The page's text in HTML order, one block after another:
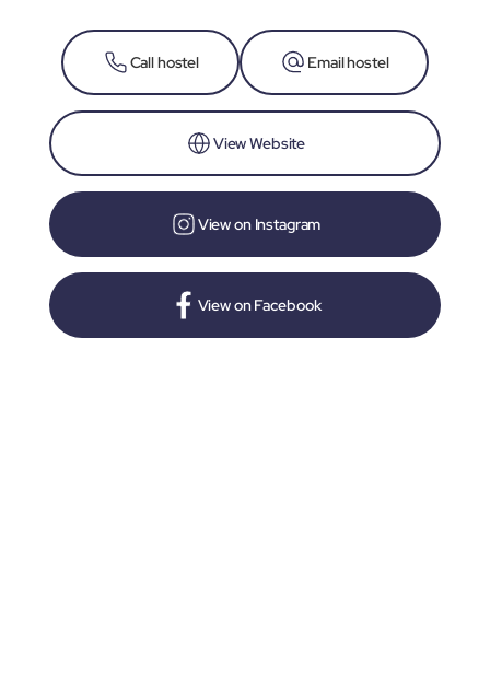
Call hostel Email hostel
View Website
View on Instagram
View on Facebook